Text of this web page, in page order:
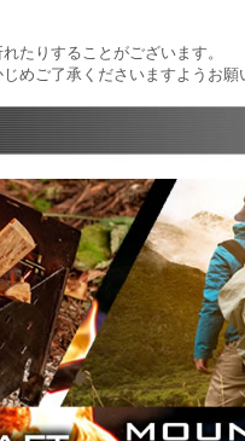
たりすることがございます。
めご了承くださいますようお願